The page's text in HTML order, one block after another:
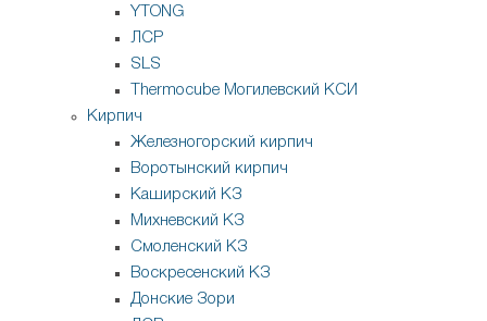
YTONG
ЛСР
SLS
Thermocube Могилевский КСИ
Кирпич
Железногорский кирпич
Воротынский кирпич
Каширский КЗ
Михневский КЗ
Смоленский КЗ
Воскресенский КЗ
Донские Зори